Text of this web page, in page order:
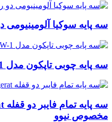
سه پایه سوکیا آلومینیومی
سه پایه چوبی تاپکون مدل DW-1 با کاور حمل
مخصوص نیوو